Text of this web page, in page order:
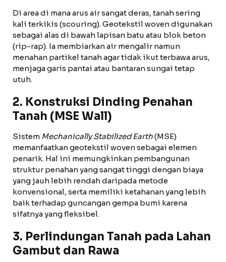
Di area di mana arus air sangat deras, tanah sering
kali terkikis (scouring). Geotekstil woven digunakan
sebagai alas di bawah lapisan batu atau blok beton
(rip-rap). Ia membiarkan air mengalir namun
menahan partikel tanah agar tidak ikut terbawa arus,
menjaga garis pantai atau bantaran sungai tetap
utuh.
2. Konstruksi Dinding Penahan
Tanah (MSE Wall)
Sistem Mechanically Stabilized Earth(MSE)
memanfaatkan geotekstil woven sebagai elemen
penarik. Hal ini memungkinkan pembangunan
struktur penahan yang sangat tinggi dengan biaya
yang jauh lebih rendah daripada metode
konvensional, serta memiliki ketahanan yang lebih
baik terhadap guncangan gempa bumi karena
sifatnya yang fleksibel.
3. Perlindungan Tanah pada Lahan
Gambut dan Rawa